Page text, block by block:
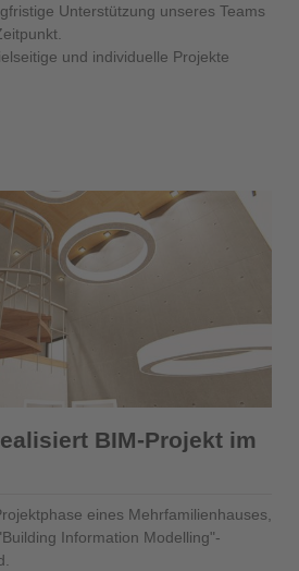
Unterstützung unseres Teams
und individuelle Projekte
BIM-Projekt im
eines Mehrfamilienhauses,
Information Modelling"-